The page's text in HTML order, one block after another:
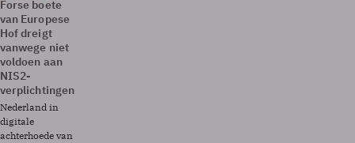
Forse boete
van Europese
Hof dreigt
vanwege niet
voldoen aan
NIS2-
verplichtingen
Nederland in
digitale
achterhoede van